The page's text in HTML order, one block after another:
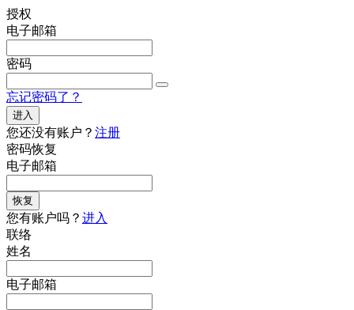
授权
电子邮箱
密码
忘记密码了？
进入
您还没有账户？ 注册
密码恢复
电子邮箱
恢复
您有账户吗？ 进入
联络
姓名
电子邮箱